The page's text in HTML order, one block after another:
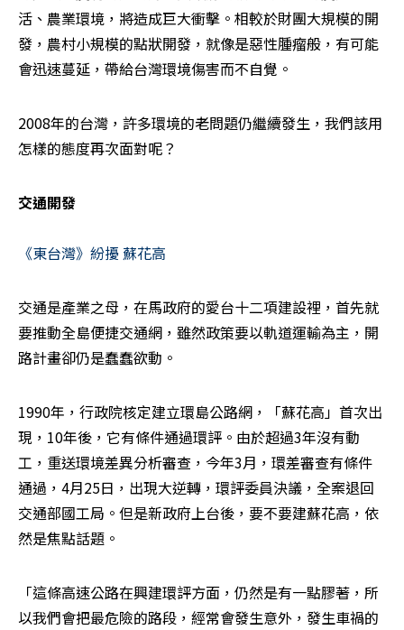
活、農業環境，將造成巨大衝擊。相較於財團大規模的開
發，農村小規模的點狀開發，就像是惡性腫瘤般，有可能
會迅速蔓延，帶給台灣環境傷害而不自覺。
2008年的台灣，許多環境的老問題仍繼續發生，我們該用
怎樣的態度再次面對呢？
交通開發
《東台灣》紛擾 蘇花高
交通是產業之母，在馬政府的愛台十二項建設裡，首先就
要推動全島便捷交通網，雖然政策要以軌道運輸為主，開
路計畫卻仍是蠢蠢欲動。
1990年，行政院核定建立環島公路網，「蘇花高」首次出
現，10年後，它有條件通過環評。由於超過3年沒有動
工，重送環境差異分析審查，今年3月，環差審查有條件
通過，4月25日，出現大逆轉，環評委員決議，全案退回
交通部國工局。但是新政府上台後，要不要建蘇花高，依
然是焦點話題。
「這條高速公路在興建環評方面，仍然是有一點膠著，所
以我們會把最危險的路段，經常會發生意外，發生車禍的